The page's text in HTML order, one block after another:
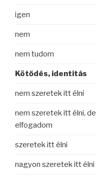
igen
nem
nem tudom
Kötődés, identitás
nem szeretek itt élni
nem szeretek itt élni, de
elfogadom
szeretek itt élni
nagyon szeretek itt élni